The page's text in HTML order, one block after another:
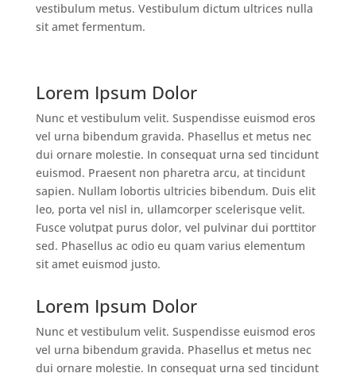
vestibulum metus. Vestibulum dictum ultrices nulla
sit amet fermentum.
Lorem Ipsum Dolor
Nunc et vestibulum velit. Suspendisse euismod eros
vel urna bibendum gravida. Phasellus et metus nec
dui ornare molestie. In consequat urna sed tincidunt
euismod. Praesent non pharetra arcu, at tincidunt
sapien. Nullam lobortis ultricies bibendum. Duis elit
leo, porta vel nisl in, ullamcorper scelerisque velit.
Fusce volutpat purus dolor, vel pulvinar dui porttitor
sed. Phasellus ac odio eu quam varius elementum
sit amet euismod justo.
Lorem Ipsum Dolor
Nunc et vestibulum velit. Suspendisse euismod eros
vel urna bibendum gravida. Phasellus et metus nec
dui ornare molestie. In consequat urna sed tincidunt